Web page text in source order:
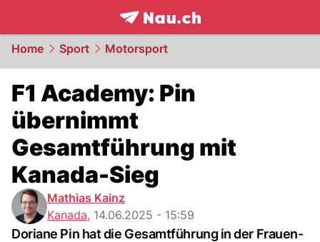
frontpage.NAU.ch
Home Sport Motorsport
F1 Academy: Pin
übernimmt
Gesamtführung mit
Kanada-Sieg
Mathias Kainz
Kanada, 14.06.2025 - 15:59
Doriane Pin hat die Gesamtführung in der Frauen-